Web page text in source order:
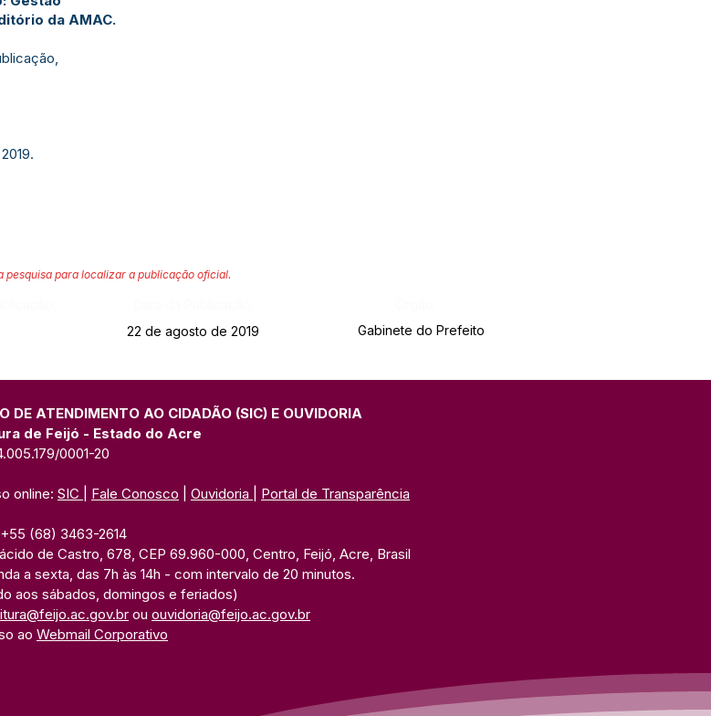
da AMAC.
pesquisa para localizar a publicação oficial.
22 de agosto de 2019 Gabinete do Prefeito
DE ATENDIMENTO AO CIDADÃO (SIC) E OUVIDORIA
de Feijó - Estado do Acre
0001-20
online: SIC Fale Conosco Ouvidoria Portal de Transparência
+55 (68) 3463-2614
de Castro, 678, CEP 69.960-000, Centro, Feijó, Acre, Brasil
a sexta, das 7h às 14h - com intervalo de 20 minutos.
aos sábados, domingos e feriados)
ou ouvidoria@feijo.ac.gov.br
ao Webmail Corporativo